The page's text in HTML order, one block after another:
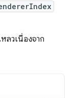
ลวเนื่องจาก